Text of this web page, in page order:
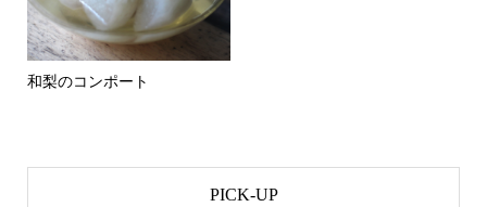
和梨のコンポート
PICK-UP